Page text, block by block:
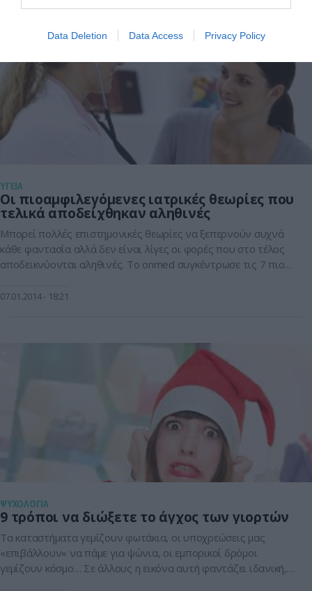
Data Deletion Data Access Privacy Policy
του πνεύμονα Από το 1939 κιόλας πολλοί επιστήμονες
ΥΓΕΙΑ
Οι πιοαμφιλεγόμενες ιατρικές θεωρίες που
τελικά αποδείχθηκαν αληθινές
Μπορεί πολλές επιστημονικές θεωρίες να ξεπερνούν συχνά
κάθε φαντασία αλλά δεν είναι λίγες οι φορές που στο τέλος
αποδεικνύονται αληθινές. Το onmed συγκέντρωσε τις 7 πιο
επιστημονικούς κύκλους για δεκαετίες αλλά τελικά
07.01.2014 18:21
ΨΥΧΟΛΟΓΙΑ
9 τρόποι να διώξετε το άγχος των γιορτών
Τα καταστήματα γεμίζουν φωτάκια, οι υποχρεώσεις μας
«επιβάλλουν» να πάμε για ψώνια, οι εμπορικοί δρόμοι
γεμίζουν κόσμο… Σε άλλους η εικόνα αυτή φαντάζει ιδανική,